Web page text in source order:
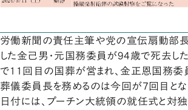
労働新聞の責任主筆や党の宣伝扇動部
した金己男・元国務委員が94歳で死去し
で11回目の国葬が営まれ、金正恩国務委
葬儀委員長を務めるのは今回が7回目とな
日付には、プーチン大統領の就任式と対